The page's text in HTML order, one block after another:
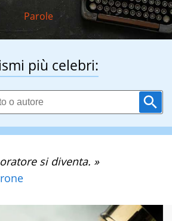
Parole
più celebri:
si diventa. »